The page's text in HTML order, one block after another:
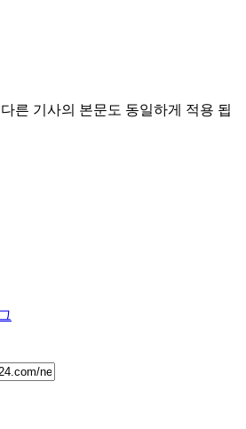
른 기사의 본문도 동일하게 적용 됩